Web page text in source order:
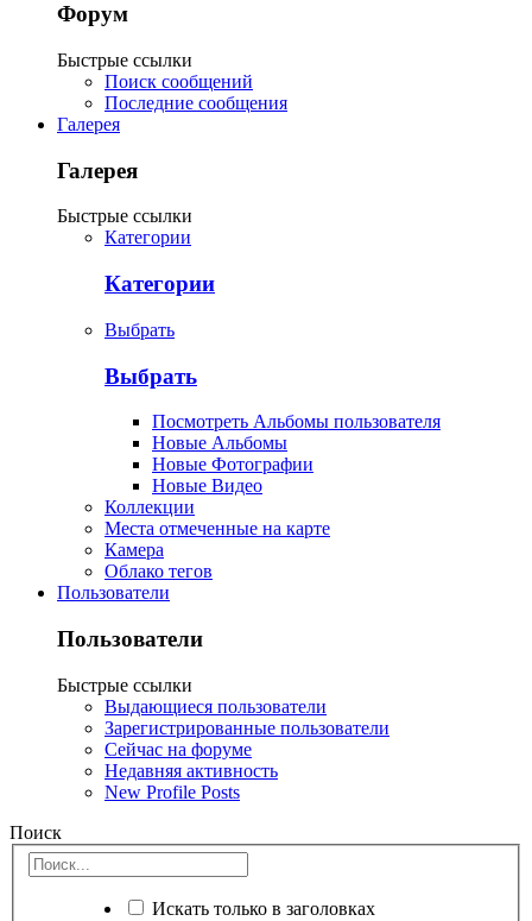
Форум
Быстрые ссылки
Поиск сообщений
Последние сообщения
Галерея
Галерея
Быстрые ссылки
Категории
Категории
Выбрать
Выбрать
Посмотреть Альбомы пользователя
Новые Альбомы
Новые Фотографии
Новые Видео
Коллекции
Места отмеченные на карте
Камера
Облако тегов
Пользователи
Пользователи
Быстрые ссылки
Выдающиеся пользователи
Зарегистрированные пользователи
Сейчас на форуме
Недавняя активность
New Profile Posts
Поиск
Искать только в заголовках